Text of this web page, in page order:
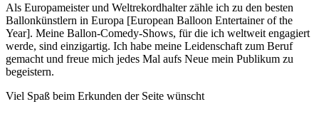
Als Europameister und Weltrekordhalter zähle ich zu den besten
Ballonkünstlern in Europa [European Balloon Entertainer of the
Year]. Meine Ballon-Comedy-Shows, für die ich weltweit engagiert
werde, sind einzigartig. Ich habe meine Leidenschaft zum Beruf
gemacht und freue mich jedes Mal aufs Neue mein Publikum zu
begeistern.
Viel Spaß beim Erkunden der Seite wünscht